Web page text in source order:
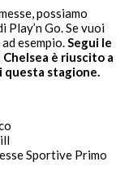
possiamo
Go. Se vuoi
esempio.Segui le
è riuscito a
questa stagione.
Sportive Primo